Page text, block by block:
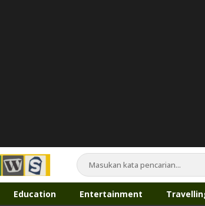
Education Entertainment